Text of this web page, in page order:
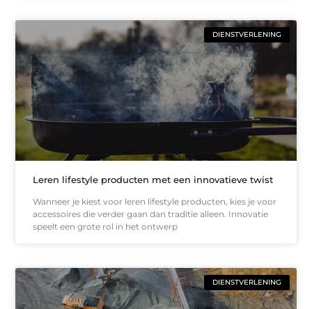
DIENSTVERLENING
Leren lifestyle producten met een innovatieve twist
Wanneer je kiest voor leren lifestyle producten, kies je voor
accessoires die verder gaan dan traditie alleen. Innovatie
speelt een grote rol in het ontwerp
DIENSTVERLENING